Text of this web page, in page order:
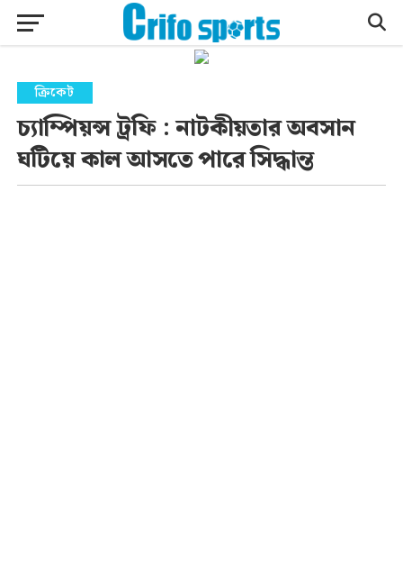
ক্রিকেট
চ্যাম্পিয়ন্স ট্রফি : নাটকীয়তার অবসান
ঘটিয়ে কাল আসতে পারে সিদ্ধান্ত